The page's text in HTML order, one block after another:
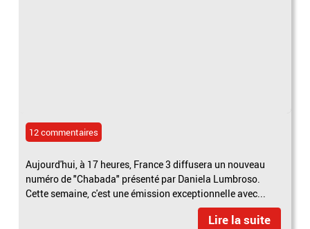
12 commentaires
Aujourd'hui, à 17 heures, France 3 diffusera un nouveau
numéro de "Chabada" présenté par Daniela Lumbroso.
Cette semaine, c'est une émission exceptionnelle avec...
Lire la suite